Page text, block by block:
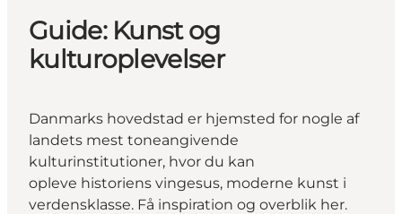
Guide: Kunst og
kulturoplevelser
Danmarks hovedstad er hjemsted for nogle af
landets mest toneangivende
kulturinstitutioner, hvor du kan
opleve historiens vingesus, moderne kunst i
verdensklasse. Få inspiration og overblik her.